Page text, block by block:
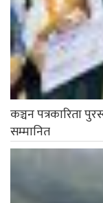
कञ्चन पत्रकारिता
सम्मानित